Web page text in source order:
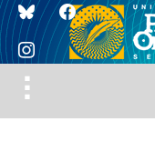
blueskyfacebook
instagram
Toggle
sidebar